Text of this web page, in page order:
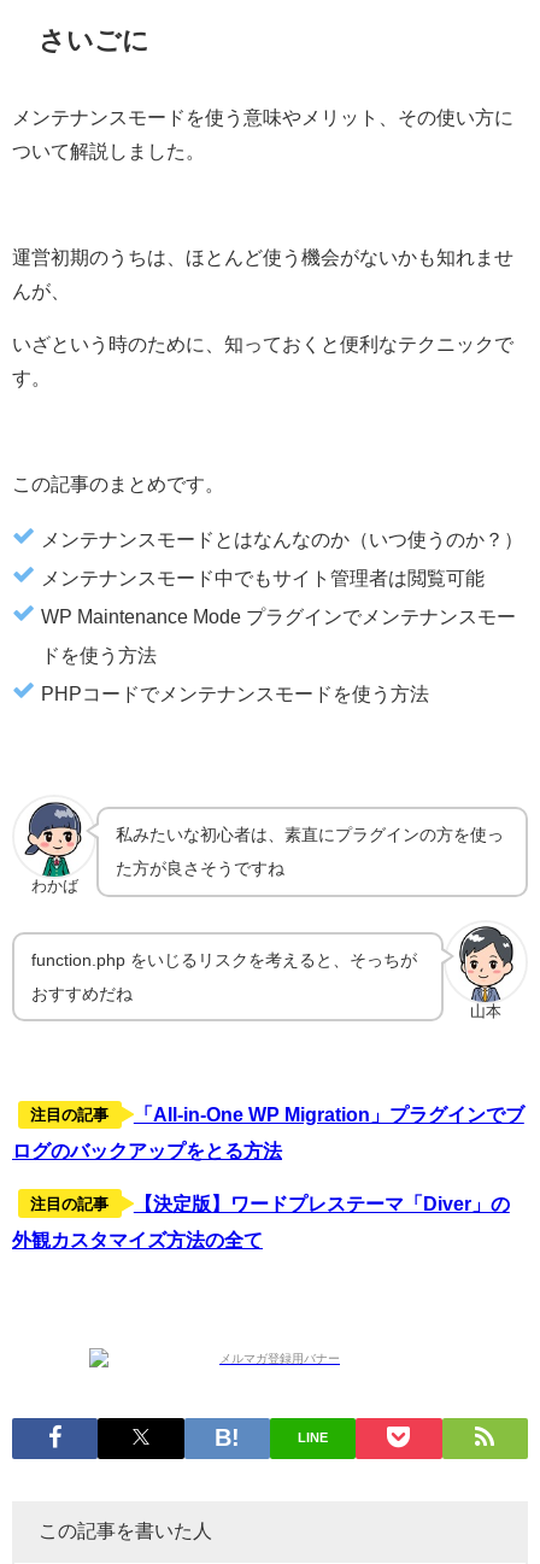
さいごに
メンテナンスモードを使う意味やメリット、その使い方に
ついて解説しました。
運営初期のうちは、ほとんど使う機会がないかも知れませ
んが、
いざという時のために、知っておくと便利なテクニックで
す。
この記事のまとめです。
メンテナンスモードとはなんなのか（いつ使うのか？）
メンテナンスモード中でもサイト管理者は閲覧可能
WP Maintenance Mode プラグインでメンテナンスモー
ドを使う方法
PHPコードでメンテナンスモードを使う方法
わかば
私みたいな初心者は、素直にプラグインの方を使っ
た方が良さそうですね
山本
function.php をいじるリスクを考えると、そっちが
おすすめだね
注目の記事
「All-in-One WP Migration」プラグインでブ
ログのバックアップをとる方法
注目の記事
【決定版】ワードプレステーマ「Diver」の
外観カスタマイズ方法の全て
LINE
この記事を書いた人